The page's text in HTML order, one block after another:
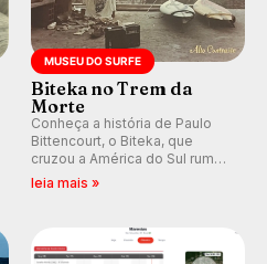
MUSEU DO SURFE
Biteka no Trem da
Morte
Conheça a história de Paulo
Bittencourt, o Biteka, que
cruzou a América do Sul rumo
ao Pacífico em uma jornada
leia mais »